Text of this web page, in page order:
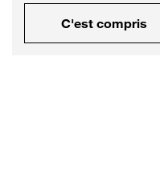
C'est compris